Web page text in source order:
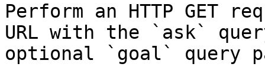
Perform an HTTP GET
URL with the `ask`
optional `goal` query